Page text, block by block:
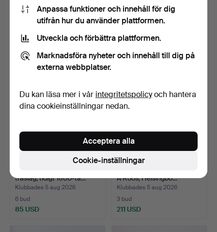
BYRÅ, med stenskiva,
rokokostil, 1900-tal.
Klubbades 5 aug 2026
4 bud
SIDEBOARD, TEAK, THREE
MEN, 1950/60-TAL.
Klubbades 5 aug 2026
7 bud
träslag, tidigt 1800-ta…
Klubbades 5 aug 2026
6 bud
85 USD
A Roos, Helsingbo…
Klubbades 5 aug 2026
3 bud
211 USD
Anpassa funktioner och innehåll för dig
utifrån hur du använder plattformen.
Utveckla och förbättra plattformen.
Marknadsföra nyheter och innehåll till dig på
externa webbplatser.
Du kan läsa mer i vår integritetspolicyoch hantera
dina cookieinställningar nedan.
Cookie-inställningar
Acceptera alla